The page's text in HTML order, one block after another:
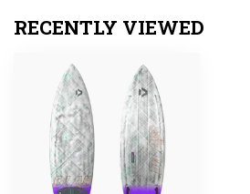
RECENTLY VIEWED